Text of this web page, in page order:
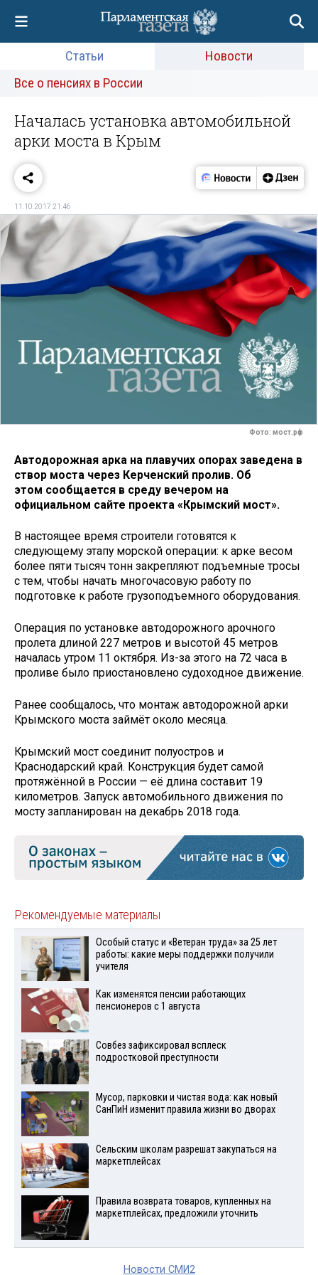
Статьи
Новости
Все о пенсиях в России
Началась установка автомобильной
арки моста в Крым
11.10.2017 21:46
Фото: мост.рф
Автодорожная арка на плавучих опорах заведена в
створ моста через Керченский пролив. Об
этом сообщается в среду вечером на
официальном сайте проекта «Крымский мост».
В настоящее время строители готовятся к
следующему этапу морской операции: к арке весом
более пяти тысяч тонн закрепляют подъемные тросы
с тем, чтобы начать многочасовую работу по
подготовке к работе грузоподъемного оборудования.
Операция по установке автодорожного арочного
пролета длиной 227 метров и высотой 45 метров
началась утром 11 октября. Из-за этого на 72 часа в
проливе было приостановлено судоходное движение.
Ранее сообщалось, что монтаж автодорожной арки
Крымского моста займёт около месяца.
Крымский мост соединит полуостров и
Краснодарский край. Конструкция будет самой
протяжённой в России — её длина составит 19
километров. Запуск автомобильного движения по
мосту запланирован на декабрь 2018 года.
Рекомендуемые материалы
Особый статус и «Ветеран труда» за 25 лет
работы: какие меры поддержки получили
учителя
Как изменятся пенсии работающих
пенсионеров с 1 августа
Совбез зафиксировал всплеск
подростковой преступности
Мусор, парковки и чистая вода: как новый
СанПиН изменит правила жизни во дворах
Сельским школам разрешат закупаться на
маркетплейсах
Правила возврата товаров, купленных на
маркетплейсах, предложили уточнить
Новости СМИ2